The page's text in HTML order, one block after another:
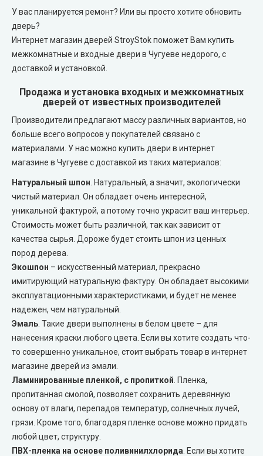
Abwehr (Абвер)
Министерство Дверей
BEREZ (Берез)
MAGDA (Магда)
ARTIZ (Артиз)
Противопожарные двери
Технические двери
Leador Express (Леадор Экспресс)
Leador Gloss
Статус (Status Doors)
Стильные Двери
StilDoors (СтилДорс)
Двери скрытого монтажа
DOORIS (Дорис)
BRAMA (Брама)
OMEGA (Омега)
MSDoors (МСДорс)
KFD (КФД)
GRAND (Гранд)
У вас планируется ремонт? Или вы просто хотите обновить
дверь?
Интернет магазин дверей StroyStok поможет Вам купить
межкомнатные и входные двери в Чугуеве недорого, с
доставкой и установкой.
Продажа и установка входных и межкомнатных
дверей от известных производителей
Производители предлагают массу различных вариантов, но
больше всего вопросов у покупателей связано с
материалами. У нас можно купить двери в интернет
магазине в Чугуеве с доставкой из таких материалов:
Натуральный шпон . Натуральный, а значит, экологически
чистый материал. Он обладает очень интересной,
уникальной фактурой, а потому точно украсит ваш интерьер.
Стоимость может быть различной, так как зависит от
качества сырья. Дороже будет стоить шпон из ценных
пород дерева.
Экошпон – искусственный материал, прекрасно
имитирующий натуральную фактуру. Он обладает высокими
эксплуатационными характеристиками, и будет не менее
надежен, чем натуральный.
Эмаль . Такие двери выполнены в белом цвете – для
нанесения краски любого цвета. Если вы хотите создать что-
то совершенно уникальное, стоит выбрать товар в интернет
магазине дверей из эмали.
Ламинированные пленкой, с пропиткой . Пленка,
пропитанная смолой, позволяет сохранить деревянную
основу от влаги, перепадов температур, солнечных лучей,
грязи. Кроме того, благодаря пленке основе можно придать
любой цвет, структуру.
ПВХ-пленка на основе поливинилхлорида . Если вы хотите